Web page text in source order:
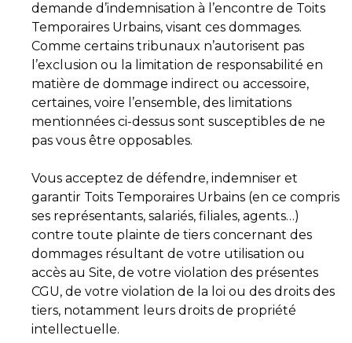
demande d’indemnisation à l’encontre de Toits
Temporaires Urbains, visant ces dommages.
Comme certains tribunaux n’autorisent pas
l’exclusion ou la limitation de responsabilité en
matière de dommage indirect ou accessoire,
certaines, voire l’ensemble, des limitations
mentionnées ci-dessus sont susceptibles de ne
pas vous être opposables.
Vous acceptez de défendre, indemniser et
garantir Toits Temporaires Urbains (en ce compris
ses représentants, salariés, filiales, agents…)
contre toute plainte de tiers concernant des
dommages résultant de votre utilisation ou
accès au Site, de votre violation des présentes
CGU, de votre violation de la loi ou des droits des
tiers, notamment leurs droits de propriété
intellectuelle.